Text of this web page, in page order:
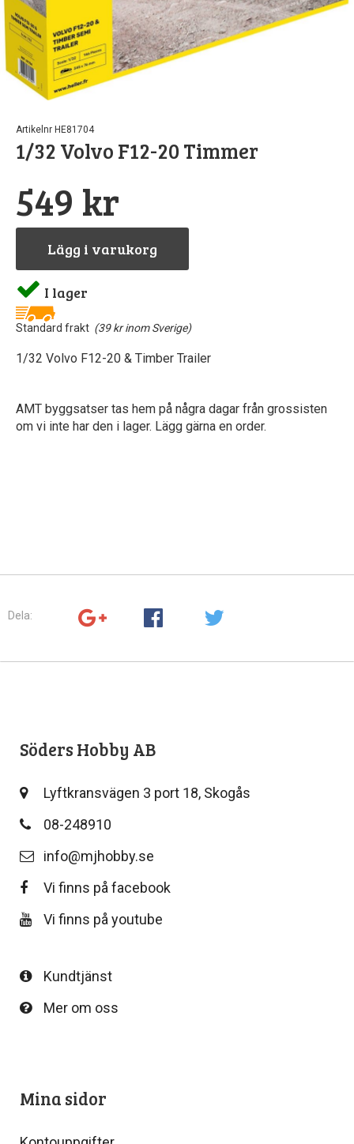
Artikelnr HE81704
1/32 Volvo F12-20 Timmer
549 kr
Lägg i varukorg
I lager
Standard frakt (39 kr inom Sverige)
1/32 Volvo F12-20 & Timber Trailer
AMT byggsatser tas hem på några dagar från grossisten
om vi inte har den i lager. Lägg gärna en order.
Dela:
Söders Hobby AB
Lyftkransvägen 3 port 18, Skogås
08-248910
info@mjhobby.se
Vi finns på facebook
Vi finns på youtube
Kundtjänst
Mer om oss
Mina sidor